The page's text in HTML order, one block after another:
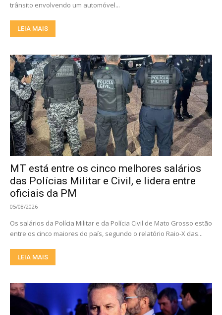
trânsito envolvendo um automóvel...
LEIA MAIS
MT está entre os cinco melhores salários
das Polícias Militar e Civil, e lidera entre
oficiais da PM
05/08/2026
Os salários da Polícia Militar e da Polícia Civil de Mato Grosso estão
entre os cinco maiores do país, segundo o relatório Raio-X das...
LEIA MAIS